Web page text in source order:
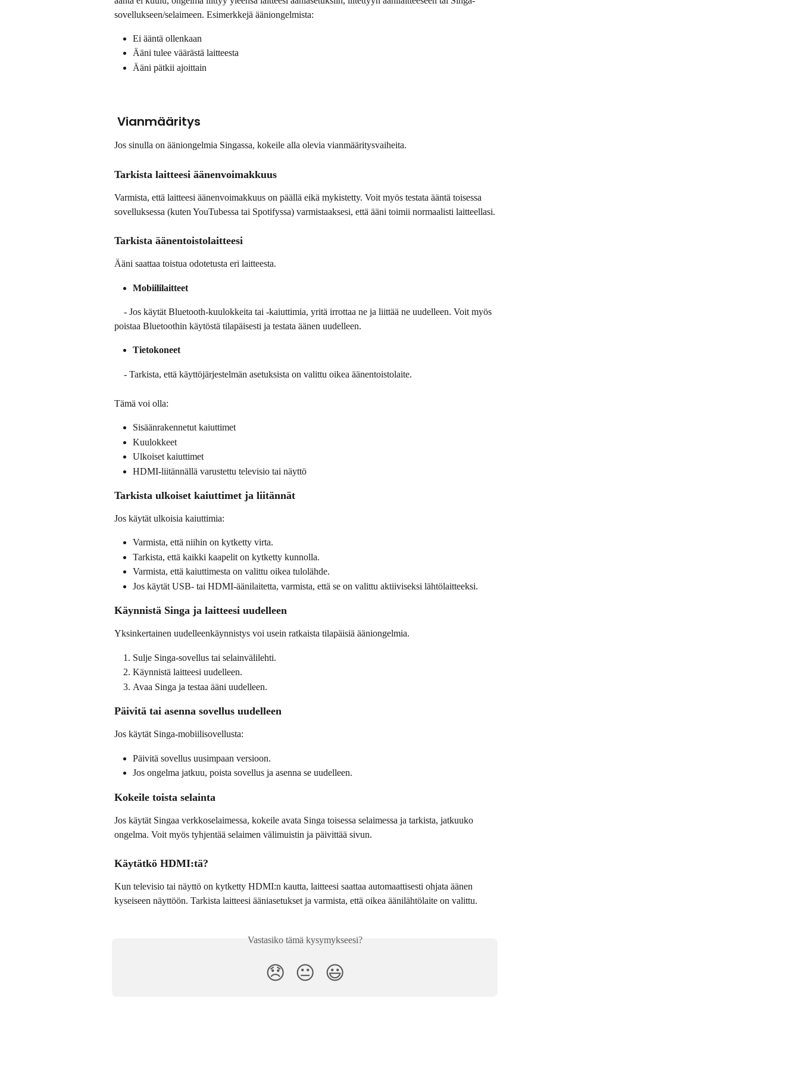
sovellukseen/selaimeen. Esimerkkejä ääniongelmista:
Ei ääntä ollenkaan
Ääni tulee väärästä laitteesta
Ääni pätkii ajoittain
Vianmääritys
Jos sinulla on ääniongelmia Singassa, kokeile alla olevia vianmääritysvaiheita.
Tarkista laitteesi äänenvoimakkuus
Varmista, että laitteesi äänenvoimakkuus on päällä eikä mykistetty. Voit myös testata ääntä toisessa
sovelluksessa (kuten YouTubessa tai Spotifyssa) varmistaaksesi, että ääni toimii normaalisti laitteellasi.
Tarkista äänentoistolaitteesi
Ääni saattaa toistua odotetusta eri laitteesta.
Mobiililaitteet
poistaa Bluetoothin käytöstä tilapäisesti ja testata äänen uudelleen.
Tietokoneet
    - Tarkista, että käyttöjärjestelmän asetuksista on valittu oikea äänentoistolaite.
Tämä voi olla:
Sisäänrakennetut kaiuttimet
Kuulokkeet
Ulkoiset kaiuttimet
HDMI-liitännällä varustettu televisio tai näyttö
Tarkista ulkoiset kaiuttimet ja liitännät
Jos käytät ulkoisia kaiuttimia:
Varmista, että niihin on kytketty virta.
Tarkista, että kaikki kaapelit on kytketty kunnolla.
Varmista, että kaiuttimesta on valittu oikea tulolähde.
Jos käytät USB- tai HDMI-äänilaitetta, varmista, että se on valittu aktiiviseksi lähtölaitteeksi.
Käynnistä Singa ja laitteesi uudelleen
Yksinkertainen uudelleenkäynnistys voi usein ratkaista tilapäisiä ääniongelmia.
Sulje Singa-sovellus tai selainvälilehti.
Käynnistä laitteesi uudelleen.
Avaa Singa ja testaa ääni uudelleen.
Päivitä tai asenna sovellus uudelleen
Jos käytät Singa-mobiilisovellusta:
Päivitä sovellus uusimpaan versioon.
Jos ongelma jatkuu, poista sovellus ja asenna se uudelleen.
Kokeile toista selainta
Jos käytät Singaa verkkoselaimessa, kokeile avata Singa toisessa selaimessa ja tarkista, jatkuuko
ongelma. Voit myös tyhjentää selaimen välimuistin ja päivittää sivun.
Käytätkö HDMI:tä?
Kun televisio tai näyttö on kytketty HDMI:n kautta, laitteesi saattaa automaattisesti ohjata äänen
kyseiseen näyttöön. Tarkista laitteesi ääniasetukset ja varmista, että oikea äänilähtölaite on valittu.
Vastasiko tämä kysymykseesi?
😞 😐 😃